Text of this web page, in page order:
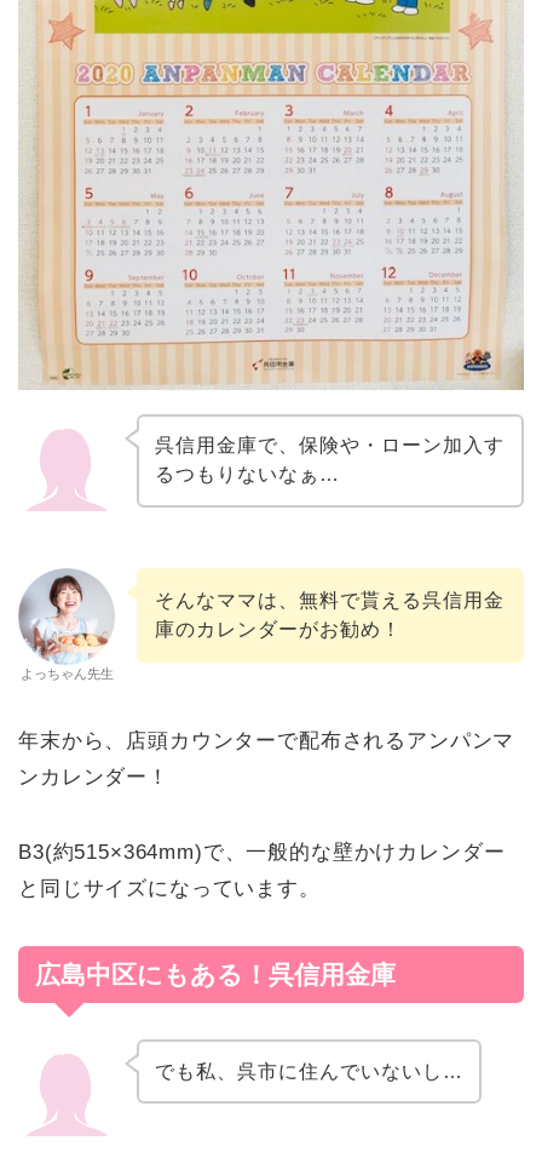
呉信用金庫で、保険や・ローン加入す
るつもりないなぁ…
よっちゃん先生
そんなママは、無料で貰える呉信用金
庫のカレンダーがお勧め！
年末から、店頭カウンターで配布されるアンパンマ
ンカレンダー！
B3(約515×364mm)で、一般的な壁かけカレンダー
と同じサイズになっています。
広島中区にもある！呉信用金庫
でも私、呉市に住んでいないし…